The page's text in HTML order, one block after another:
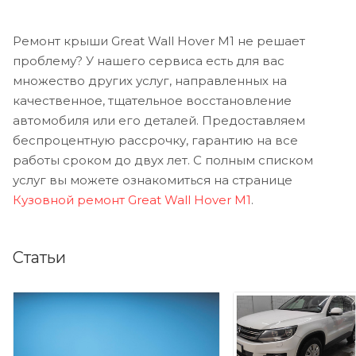
Ремонт крыши Great Wall Hover M1 не решает
проблему? У нашего сервиса есть для вас
множество других услуг, направленных на
качественное, тщательное восстановление
автомобиля или его деталей. Предоставляем
беспроцентную рассрочку, гарантию на все
работы сроком до двух лет. С полным списком
услуг вы можете ознакомиться на странице
Кузовной ремонт Great Wall Hover M1.
Статьи